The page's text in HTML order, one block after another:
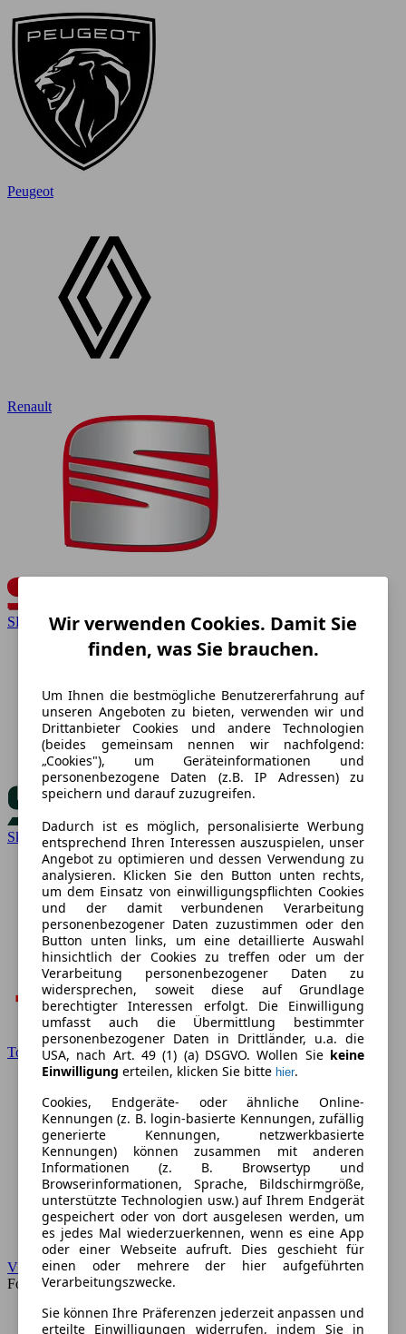
Peugeot
Renault
SEAT
Skoda
Toyota
VW
Forum
Wir verwenden Cookies. Damit Sie
finden, was Sie brauchen.
Um Ihnen die bestmögliche Benutzererfahrung auf
unseren Angeboten zu bieten, verwenden wir und
Drittanbieter Cookies und andere Technologien
(beides gemeinsam nennen wir nachfolgend:
„Cookies"), um Geräteinformationen und
personenbezogene Daten (z.B. IP Adressen) zu
speichern und darauf zuzugreifen.
Dadurch ist es möglich, personalisierte Werbung
entsprechend Ihren Interessen auszuspielen, unser
Angebot zu optimieren und dessen Verwendung zu
analysieren. Klicken Sie den Button unten rechts,
um dem Einsatz von einwilligungspflichten Cookies
und der damit verbundenen Verarbeitung
personenbezogener Daten zuzustimmen oder den
Button unten links, um eine detaillierte Auswahl
hinsichtlich der Cookies zu treffen oder um der
Verarbeitung personenbezogener Daten zu
widersprechen, soweit diese auf Grundlage
berechtigter Interessen erfolgt. Die Einwilligung
umfasst auch die Übermittlung bestimmter
personenbezogener Daten in Drittländer, u.a. die
USA, nach Art. 49 (1) (a) DSGVO. Wollen Sie keine
Einwilligung erteilen, klicken Sie bitte hier.
Cookies, Endgeräte- oder ähnliche Online-
Kennungen (z. B. login-basierte Kennungen, zufällig
generierte Kennungen, netzwerkbasierte
Kennungen) können zusammen mit anderen
Informationen (z. B. Browsertyp und
Browserinformationen, Sprache, Bildschirmgröße,
unterstützte Technologien usw.) auf Ihrem Endgerät
gespeichert oder von dort ausgelesen werden, um
es jedes Mal wiederzuerkennen, wenn es eine App
oder einer Webseite aufruft. Dies geschieht für
einen oder mehrere der hier aufgeführten
Verarbeitungszwecke.
Sie können Ihre Präferenzen jederzeit anpassen und
erteilte Einwilligungen widerrufen, indem Sie in